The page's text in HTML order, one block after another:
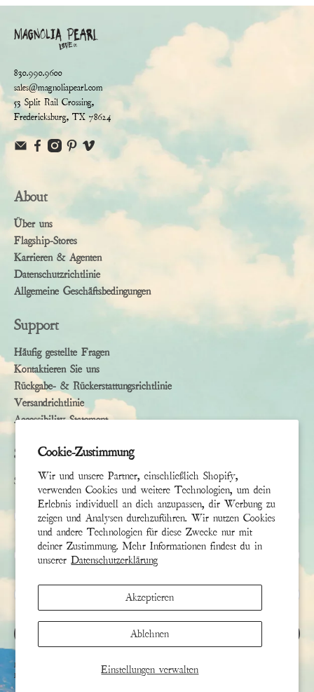
Cookie-Zustimmung
Wir und unsere Partner, einschließlich Shopify,
verwenden Cookies und weitere Technologien, um dein
Erlebnis individuell an dich anzupassen, dir Werbung zu
zeigen und Analysen durchzuführen. Wir nutzen Cookies
und andere Technologien für diese Zwecke nur mit
deiner Zustimmung. Mehr Informationen findest du in
unsererDatenschutzerklärung
Einstellungen verwalten
Akzeptieren
Ablehnen
830.990.9600
sales@magnoliapearl.com
53 Split Rail Crossing,
Fredericksburg, TX 78624
About
Über uns
Flagship-Stores
Karrieren & Agenten
Datenschutzrichtlinie
Allgemeine Geschäftsbedingungen
Support
Häufig gestellte Fragen
Kontaktieren Sie uns
Rückgabe- & Rückerstattungsrichtlinie
Versandrichtlinie
Accessibility Statement
Subscribe
Sign up to receive the latest news & connect with your stylist
Vorname
Nachname
E-Mail*
ANMELDEN
Diese Website ist durch hCaptcha geschützt und es gelten die allgemeinen Geschäftsbedingungen
Datenschutzbestimmungen
von hCaptcha.